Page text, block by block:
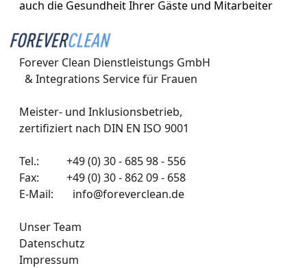
auch die Gesundheit Ihrer Gäste und Mitarbeiter
Unsere Leistungen für Ihre
Gastronomie
Wir sorgen mit spezialisierten Verfahren und
professionellen Reinigungsmitteln für hygienische
Tiefenreinigung von Großküchen:
entfernen Fett, Schmutz und Bakterien von
Arbeitsflächen, Geräten, Öfen und
Abzugshauben.
Desinfizierende Reinigung:
Beseitigung von Keimen, Pilzen und Bakterien
Forever Clean Dienstleistungs GmbH
  & Integrations Service für Frauen
Meister- und Inklusionsbetrieb,
zertifiziert nach DIN EN ISO 9001
Tel.: +49 (0) 30 - 685 98 - 556
Fax: +49 (0) 30 - 862 09 - 658
E-Mail: info@foreverclean.de
Unser Team
Datenschutz
Impressum